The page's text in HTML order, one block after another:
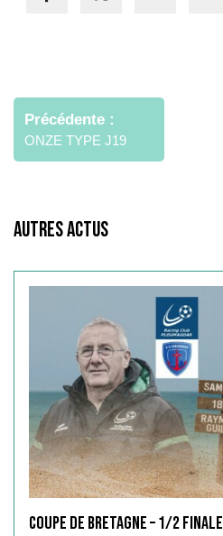
de
l’article
Précédente
ONZE TYPE J19
Autres Actus
COUPE DE BRETAGNE – 1/2 FINALE